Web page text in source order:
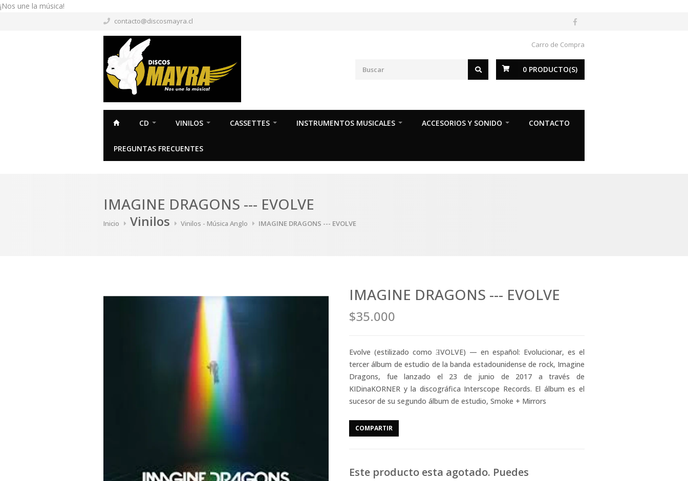
¡Nos une la música!
contacto@discosmayra.cl
Carro de Compra
0 PRODUCTO(S)
CD VINILOS CASSETTES INSTRUMENTOS MUSICALES ACCESORIOS Y SONIDO CONTACTO
PREGUNTAS FRECUENTES
IMAGINE DRAGONS --- EVOLVE
Inicio Vinilos Vinilos - Música Anglo IMAGINE DRAGONS --- EVOLVE
IMAGINE DRAGONS --- EVOLVE
$35.000
Evolve (estilizado como ƎVOLVE) — en español: Evolucionar, es el
tercer álbum de estudio de la banda estadounidense de rock, Imagine
Dragons, fue lanzado el 23 de junio de 2017 a través de
KIDinaKORNER y la discográfica Interscope Records. El álbum es el
sucesor de su segundo álbum de estudio, Smoke + Mirrors
COMPARTIR
Este producto esta agotado. Puedes